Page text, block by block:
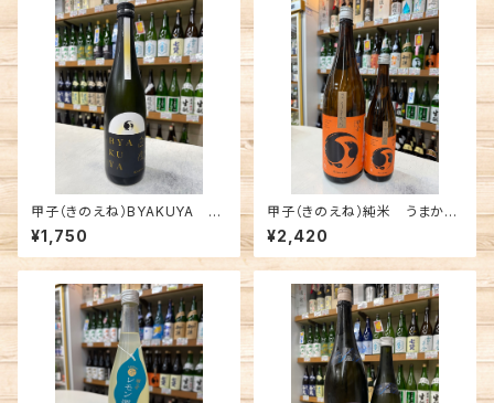
甲子（きのえね）BYAKUYA 白
夜 720ml
¥1,750
甲子（きのえね）純米 うまから
磨き八割 1800ml
¥2,420